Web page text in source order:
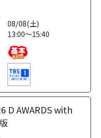
08/08(土)
13:00～15:40
D AWARDS with